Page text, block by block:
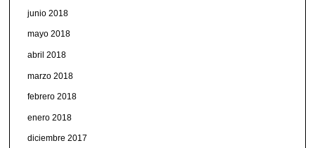
junio 2018
mayo 2018
abril 2018
marzo 2018
febrero 2018
enero 2018
diciembre 2017